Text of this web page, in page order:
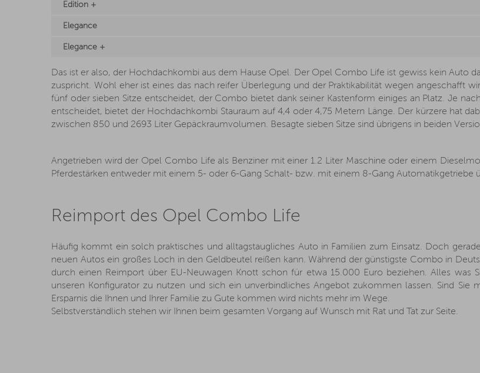
Edition +
Elegance
Elegance +
Das ist er also, der Hochdachkombi aus dem Hause Opel. Der Opel Combo Life ist gewiss kein Auto
zuspricht. Wohl eher ist eines das nach reifer Überlegung und der Praktikabilität wegen angeschafft
fünf oder sieben Sitze entscheidet, der Combo bietet dank seiner Kastenform einiges an Platz. Je
entscheidet, bietet der Hochdachkombi Stauraum auf 4,4 oder 4,75 Metern Länge. Der kürzere hat
zwischen 850 und 2693 Liter Gepäckraumvolumen. Besagte sieben Sitze sind übrigens in beiden
Angetrieben wird der Opel Combo Life als Benziner mit einer 1.2 Liter Maschine oder einem
Pferdestärken entweder mit einem 5- oder 6-Gang Schalt- bzw. mit einem 8-Gang Automatikgetriebe
Reimport des Opel Combo Life
Häufig kommt ein solch praktisches und alltagstaugliches Auto in Familien zum Einsatz. Doch
neuen Autos ein großes Loch in den Geldbeutel reißen kann. Während der günstigste Combo in
durch einen Reimport über EU-Neuwagen Knott schon für etwa 15.000 Euro beziehen. Alles was
unseren Konfigurator zu nutzen und sich ein unverbindliches Angebot zukommen lassen. Sind
Ersparnis die Ihnen und Ihrer Familie zu Gute kommen wird nichts mehr im Wege.
Selbstverständlich stehen wir Ihnen beim gesamten Vorgang auf Wunsch mit Rat und Tat zur Seite.